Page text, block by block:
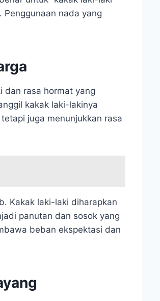
nada yang
dan rasa hormat yang
kakak laki-lakinya
juga menunjukkan rasa
Kakak laki-laki diharapkan
panutan dan sosok yang
beban ekspektasi dan